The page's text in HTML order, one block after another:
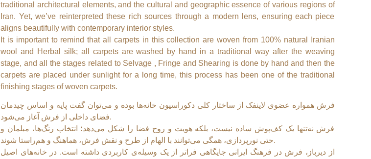
traditional architectural elements, and the cultural and geographic essence of various regions of
Iran. Yet, we’ve reinterpreted these rich sources through a modern lens, ensuring each piece
aligns beautifully with contemporary interior styles.
It is important to remind that all carpets in this collection are woven from 100% natural Iranian
wool and Herbal silk; all carpets are washed by hand in a traditional way after the weaving
stage, and all the stages related to Selvage , Fringe and Shearing is done by hand and then the
carpets are placed under sunlight for a long time, this process has been one of the traditional
finishing stages of woven carpets.
فرش همواره عضوی لاینفک از ساختار کلی دکوراسیون خانه‌ها بوده و می‌توان گفت پایه و اساس چیدمان
فضای داخلی از فرش آغاز می‌شود.
فرش نه‌تنها یک کف‌پوش ساده نیست، بلکه هویت و روح فضا را شکل می‌دهد؛ انتخاب رنگ‌ها، مبلمان و
حتی نورپردازی، همگی می‌توانند با الهام از طرح و نقش فرش، هماهنگ و هم‌راستا شوند.
از دیرباز، فرش در فرهنگ ایرانی جایگاهی فراتر از یک وسیله‌ی کاربردی داشته است. در خانه‌های اصیل